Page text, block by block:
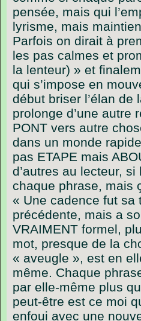
pensée, mais qui
lyrisme, mais
Parfois on dirait à
les pas calmes et
la lenteur) » et
qui s’impose en
début briser l’élan
prolonge d’une autre
PONT vers autre
dans un monde
pas ETAPE mais
d’autres au lecteur,
chaque phrase, mais
« Une cadence fut sa
précédente, mais a
VRAIMENT formel,
mot, presque de la
« aveugle », est en
même. Chaque
par elle-même plus
peut-être est ce moi
enfoui avec une